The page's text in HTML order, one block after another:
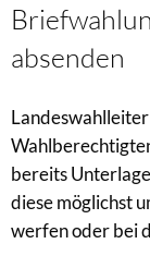
absenden
bereits
diese möglichst
werfen oder bei